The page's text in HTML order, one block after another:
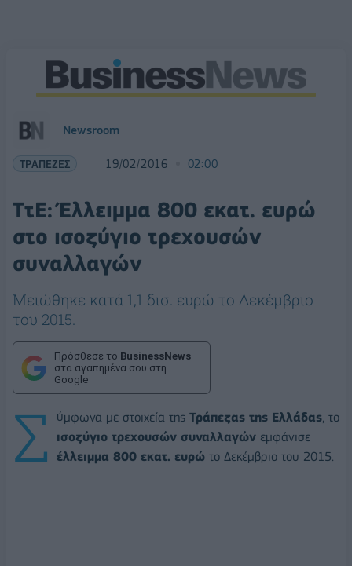
Newsroom
ΤΡΑΠΕΖΕΣ 19/02/2016 02:00
ΤτΕ: Έλλειμμα 800 εκατ. ευρώ
στο ισοζύγιο τρεχουσών
συναλλαγών
Μειώθηκε κατά 1,1 δισ. ευρώ το Δεκέμβριο
του 2015.
Πρόσθεσε το BusinessNews
στα αγαπημένα σου στη
Google
Σ ύμφωνα με στοιχεία της Τράπεζας της Ελλάδας , το
ισοζύγιο τρεχουσών συναλλαγών εμφάνισε
έλλειμμα 800 εκατ. ευρώ το Δεκέμβριο του 2015.